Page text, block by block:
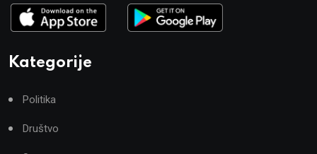
Kategorije
Politika
Društvo